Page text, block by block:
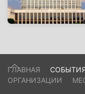
ГЛАВНАЯ
ОРГАНИЗАЦИИ